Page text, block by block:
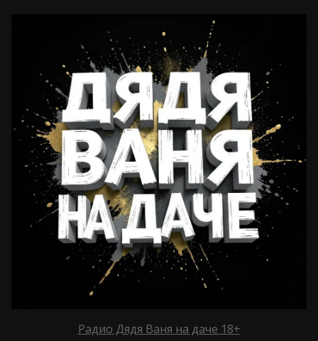
Радио Дядя Ваня на даче 18+